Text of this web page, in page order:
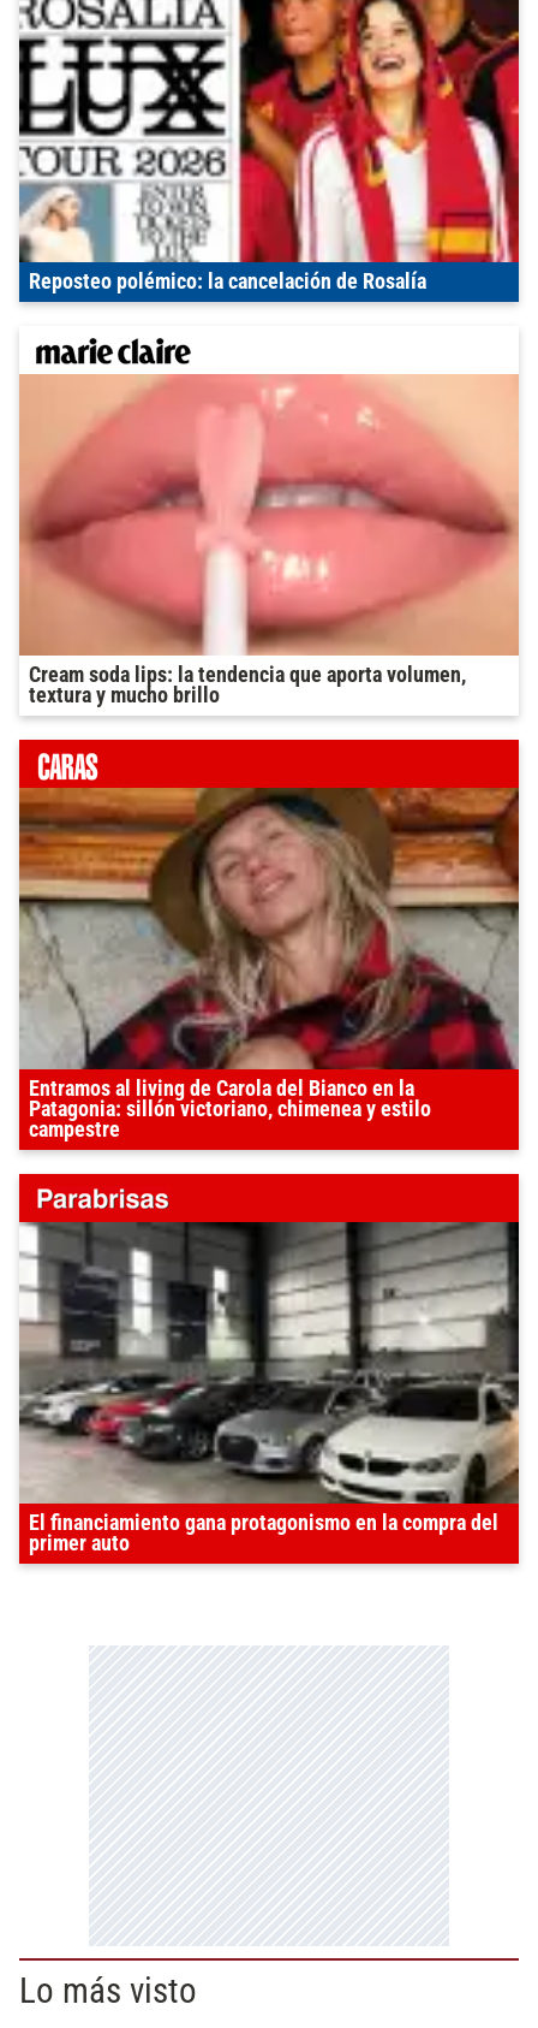
Reposteo polémico: la cancelación de Rosalía
Cream soda lips: la tendencia que aporta volumen,
textura y mucho brillo
Entramos al living de Carola del Bianco en la
Patagonia: sillón victoriano, chimenea y estilo
campestre
El financiamiento gana protagonismo en la compra del
primer auto
Lo más visto